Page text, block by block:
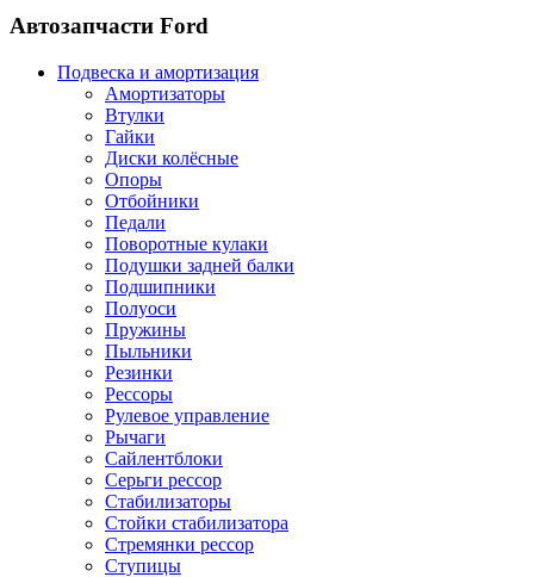
Автозапчасти Ford
Подвеска и амортизация
Амортизаторы
Втулки
Гайки
Диски колёсные
Опоры
Отбойники
Педали
Поворотные кулаки
Подушки задней балки
Подшипники
Полуоси
Пружины
Пыльники
Резинки
Рессоры
Рулевое управление
Рычаги
Сайлентблоки
Серьги рессор
Стабилизаторы
Стойки стабилизатора
Стремянки рессор
Ступицы